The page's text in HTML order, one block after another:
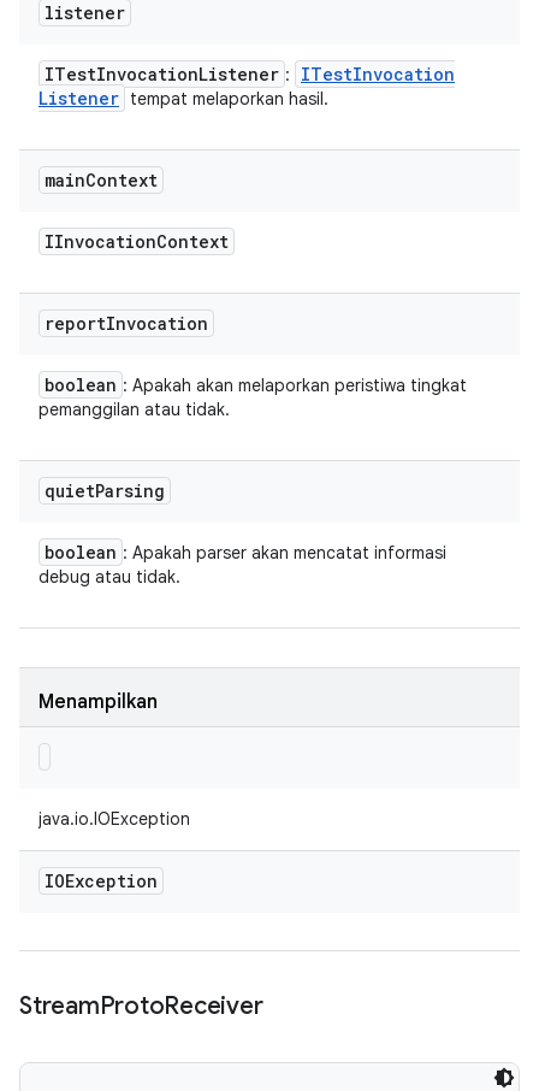
listener
ITestInvocationListener : ITestInvocation
Listener tempat melaporkan hasil.
mainContext
IInvocationContext
reportInvocation
boolean : Apakah akan melaporkan peristiwa tingkat
pemanggilan atau tidak.
quietParsing
boolean : Apakah parser akan mencatat informasi
debug atau tidak.
Menampilkan
java.io.IOException
IOException
StreamProtoReceiver